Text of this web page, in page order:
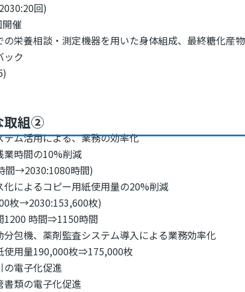
回)
催
栄養相談・測定機器を用いた身体組成、最終糖化産
ック
取組②
テム活用による、業務の効率化
業時間の10%削減
間→2030:1080時間)
化によるコピー用紙使用量の20%削減
枚→2030:153,600枚)
1200 時間⇒1150時間
包機、薬剤監査システム導入による業務効率化
使用量190,000枚⇒175,000枚
電子化促進
類の電子化促進